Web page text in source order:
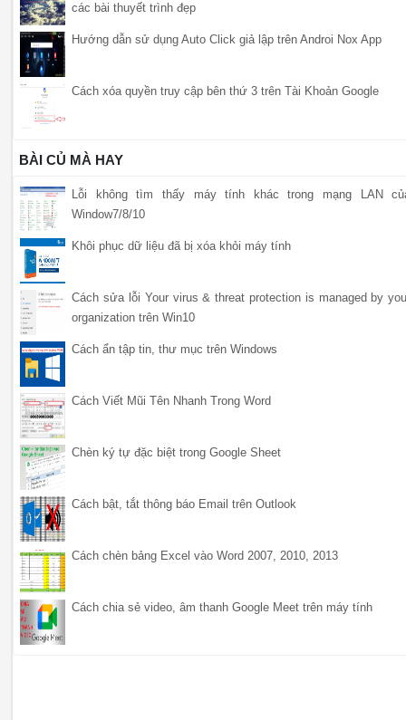
các bài thuyết trình đẹp
Hướng dẫn sử dụng Auto Click giả lập trên Androi Nox App
Cách xóa quyền truy cập bên thứ 3 trên Tài Khoản Google
BÀI CỦ MÀ HAY
Lỗi không tìm thấy máy tính khác trong mạng LAN
Window7/8/10
Khôi phục dữ liệu đã bị xóa khỏi máy tính
Cách sửa lỗi Your virus & threat protection is managed by
organization trên Win10
Cách ẩn tập tin, thư mục trên Windows
Cách Viết Mũi Tên Nhanh Trong Word
Chèn ký tự đặc biệt trong Google Sheet
Cách bật, tắt thông báo Email trên Outlook
Cách chèn bảng Excel vào Word 2007, 2010, 2013
Cách chia sẻ video, âm thanh Google Meet trên máy tính